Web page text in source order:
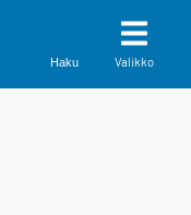
Haku Valikko